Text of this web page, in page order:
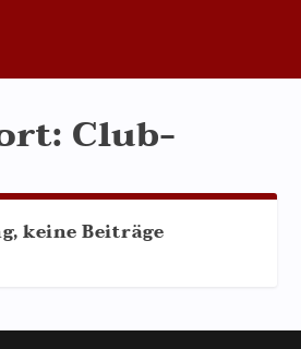
Club-
keine Beiträge